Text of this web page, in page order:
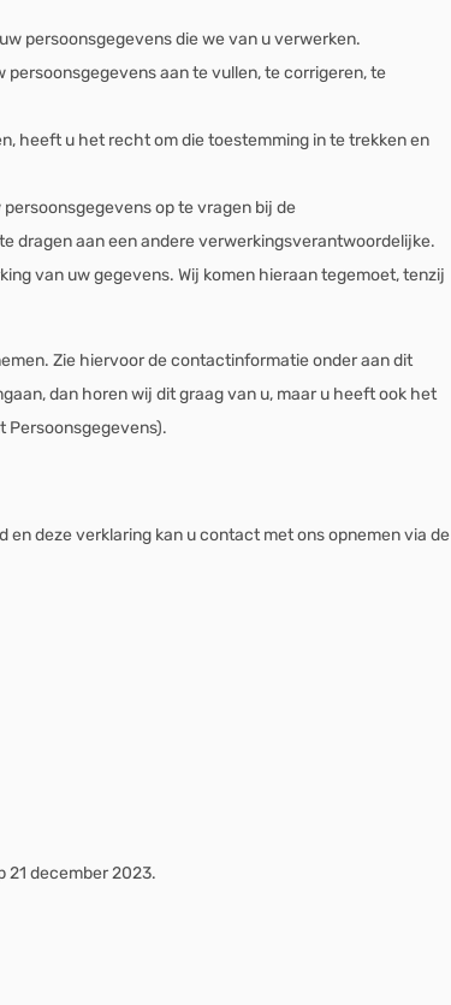
persoonsgegevens die we van u verwerken.
aan te vullen, te corrigeren, te
heeft u het recht om die toestemming in te trekken en
op te vragen bij de
dragen aan een andere verwerkingsverantwoordelijke.
van uw gegevens. Wij komen hieraan tegemoet, tenzij
Zie hiervoor de contactinformatie onder aan dit
dan horen wij dit graag van u, maar u heeft ook het
Persoonsgegevens).
deze verklaring kan u contact met ons opnemen via de
21 december 2023.